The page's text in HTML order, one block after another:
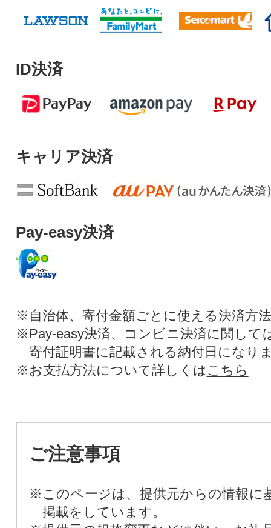
ID決済
キャリア決済
Pay-easy決済
※自治体、寄付金額ごとに使える決済方
※Pay-easy決済、コンビニ決済に関して
寄付証明書に記載される納付日になり
※お支払方法について詳しくは こちら
ご注意事項
※このページは、提供元からの情報に
掲載をしています。